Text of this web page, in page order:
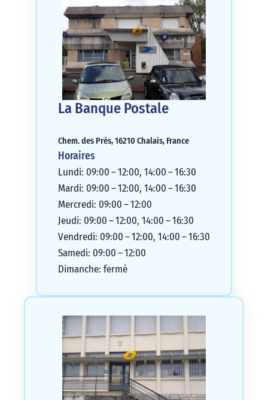
La Banque Postale
Chem. des Prés, 16210 Chalais, France
Horaires
Lundi: 09:00 – 12:00, 14:00 – 16:30
Mardi: 09:00 – 12:00, 14:00 – 16:30
Mercredi: 09:00 – 12:00
Jeudi: 09:00 – 12:00, 14:00 – 16:30
Vendredi: 09:00 – 12:00, 14:00 – 16:30
Samedi: 09:00 – 12:00
Dimanche: fermé